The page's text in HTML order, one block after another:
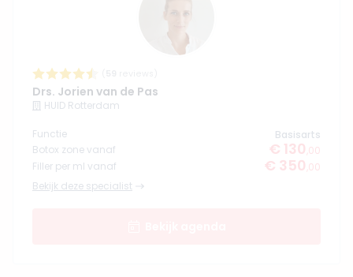
Drs. Jorien van de Pas
HUID Rotterdam
Functie
Basisarts
Botox zone vanaf
€ 130 ,00
Filler per ml vanaf
€ 350 ,00
Bekijk deze specialist